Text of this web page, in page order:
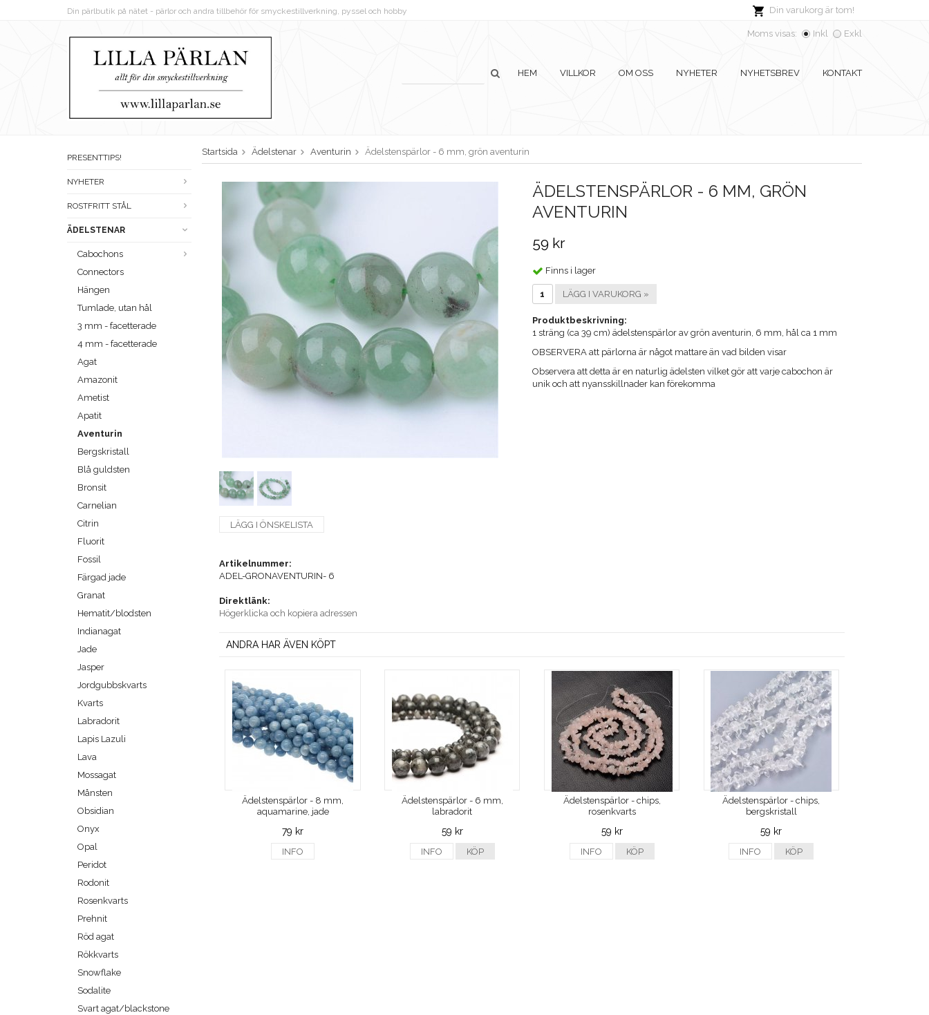
Din varukorg är tom!
Din pärlbutik på nätet - pärlor och andra tillbehör för smyckestillverkning, pyssel och hobby
Moms visas: Inkl Exkl
HEM VILLKOR OM OSS NYHETER NYHETSBREV KONTAKT
PRESENTTIPS!
NYHETER
ROSTFRITT STÅL
ÄDELSTENAR
Cabochons
Connectors
Hängen
Tumlade, utan hål
3 mm - facetterade
4 mm - facetterade
Agat
Amazonit
Ametist
Apatit
Aventurin
Bergskristall
Blå guldsten
Bronsit
Carnelian
Citrin
Fluorit
Fossil
Färgad jade
Granat
Hematit/blodsten
Indianagat
Jade
Jasper
Jordgubbskvarts
Kvarts
Labradorit
Lapis Lazuli
Lava
Mossagat
Månsten
Obsidian
Onyx
Opal
Peridot
Rodonit
Rosenkvarts
Prehnit
Röd agat
Rökkvarts
Snowflake
Sodalite
Svart agat/blackstone
Startsida Ädelstenar Aventurin Ädelstenspärlor - 6 mm, grön aventurin
ÄDELSTENSPÄRLOR - 6 MM, GRÖN
AVENTURIN
59 kr
Finns i lager
LÄGG I VARUKORG »
Produktbeskrivning:
1 sträng (ca 39 cm) ädelstenspärlor av grön aventurin, 6 mm, hål ca 1 mm
OBSERVERA att pärlorna är något mattare än vad bilden visar
Observera att detta är en naturlig ädelsten vilket gör att varje cabochon är
unik och att nyansskillnader kan förekomma
LÄGG I ÖNSKELISTA
Artikelnummer:
ADEL-GRONAVENTURIN- 6
Direktlänk:
Högerklicka och kopiera adressen
ANDRA HAR ÄVEN KÖPT
Ädelstenspärlor - 8 mm,
aquamarine, jade
79 kr
INFO
Ädelstenspärlor - 6 mm,
labradorit
59 kr
INFO KÖP
Ädelstenspärlor - chips,
rosenkvarts
59 kr
INFO KÖP
Ädelstenspärlor - chips,
bergskristall
59 kr
INFO KÖP